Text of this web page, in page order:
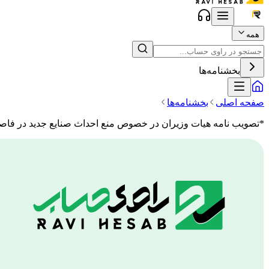
همه
بخشنامه‌ها
صفحه اصلی بخشنامه‌ها
*تصویب نامه هیات وزیران در خصوص منع احداث صنایع جدید در فاصله 120 کیلومتری شهر